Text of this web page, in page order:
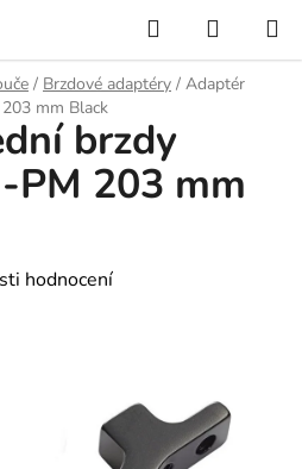
Hledat
KOŠÍK
/ Brzdové adaptéry / Adaptér
mm Black
brzdy
PM 203 mm
hodnocení